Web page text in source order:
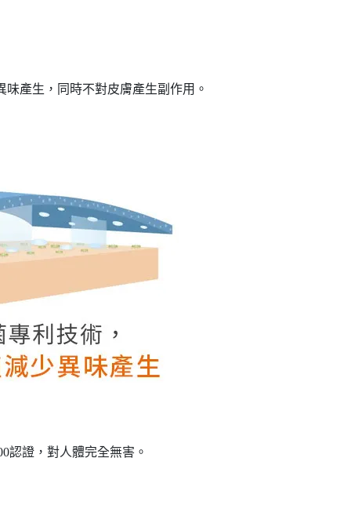
產生，同時不對皮膚產生副作用。
認證，對人體完全無害。